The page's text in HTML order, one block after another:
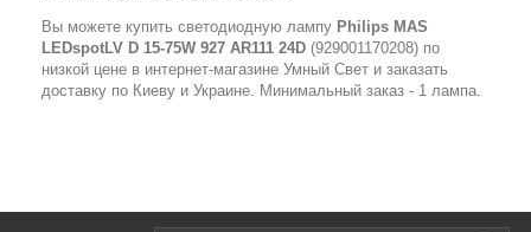
Вы можете купить светодиодную лампу Philips MAS
LEDspotLV D 15-75W 927 AR111 24D (929001170208) по
низкой цене в интернет-магазине Умный Свет и заказать
доставку по Киеву и Украине. Минимальный заказ - 1 лампа.